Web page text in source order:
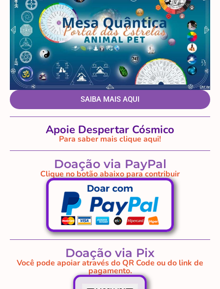
SAIBA MAIS AQUI
Apoie Despertar Cósmico
Para saber mais clique aqui!
Doação via PayPal
Clique no botão abaixo para contribuir
Doação via Pix
Você pode apoiar através do QR Code ou do link de
pagamento.